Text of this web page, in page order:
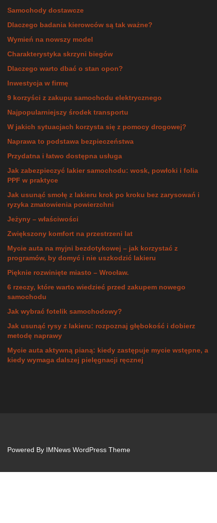
Samochody dostawcze
Dlaczego badania kierowców są tak ważne?
Wymień na nowszy model
Charakterystyka skrzyni biegów
Dlaczego warto dbać o stan opon?
Inwestycja w firmę
9 korzyści z zakupu samochodu elektrycznego
Najpopularniejszy środek transportu
W jakich sytuacjach korzysta się z pomocy drogowej?
Naprawa to podstawa bezpieczeństwa
Przydatna i łatwo dostępna usługa
Jak zabezpieczyć lakier samochodu: wosk, powłoki i folia
PPF w praktyce
Jak usunąć smołę z lakieru krok po kroku bez zarysowań i
ryzyka zmatowienia powierzchni
Jeżyny – właściwości
Zwiększony komfort na przestrzeni lat
Mycie auta na myjni bezdotykowej – jak korzystać z
programów, by domyć i nie uszkodzić lakieru
Pięknie rozwinięte miasto – Wrocław.
6 rzeczy, które warto wiedzieć przed zakupem nowego
samochodu
Jak wybrać fotelik samochodowy?
Jak usunąć rysy z lakieru: rozpoznaj głębokość i dobierz
metodę naprawy
Mycie auta aktywną pianą: kiedy zastępuje mycie wstępne, a
kiedy wymaga dalszej pielęgnacji ręcznej
Powered By IMNews WordPress Theme